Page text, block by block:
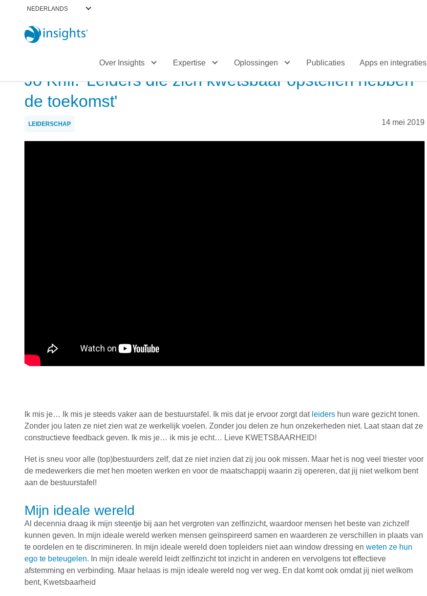
NEDERLANDS
Over Insights Expertise Oplossingen Publicaties Apps en integraties
Jo Krill: 'Leiders die zich kwetsbaar opstellen hebben
de toekomst'
14 mei 2019
LEIDERSCHAP
Ik mis je… Ik mis je steeds vaker aan de bestuurstafel. Ik mis dat je ervoor zorgt dat leiders hun ware gezicht tonen.
Zonder jou laten ze niet zien wat ze werkelijk voelen. Zonder jou delen ze hun onzekerheden niet. Laat staan dat ze
constructieve feedback geven. Ik mis je… ik mis je echt… Lieve KWETSBAARHEID!
Het is sneu voor alle (top)bestuurders zelf, dat ze niet inzien dat zij jou ook missen. Maar het is nog veel triester voor
de medewerkers die met hen moeten werken en voor de maatschappij waarin zij opereren, dat jij niet welkom bent
aan de bestuurstafel!
Mijn ideale wereld
Al decennia draag ik mijn steentje bij aan het vergroten van zelfinzicht, waardoor mensen het beste van zichzelf
kunnen geven. In mijn ideale wereld werken mensen geïnspireerd samen en waarderen ze verschillen in plaats van
te oordelen en te discrimineren. In mijn ideale wereld doen topleiders niet aan window dressing en weten ze hun
ego te beteugelen. In mijn ideale wereld leidt zelfinzicht tot inzicht in anderen en vervolgens tot effectieve
afstemming en verbinding. Maar helaas is mijn ideale wereld nog ver weg. En dat komt ook omdat jij niet welkom
bent, Kwetsbaarheid